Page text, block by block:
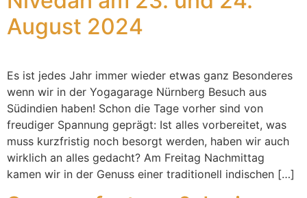
August 2024
Es ist jedes Jahr immer wieder etwas ganz Besonderes
wenn wir in der Yogagarage Nürnberg Besuch aus
Südindien haben! Schon die Tage vorher sind von
freudiger Spannung geprägt: Ist alles vorbereitet, was
muss kurzfristig noch besorgt werden, haben wir auch
wirklich an alles gedacht? Am Freitag Nachmittag
kamen wir in der Genuss einer traditionell indischen […]